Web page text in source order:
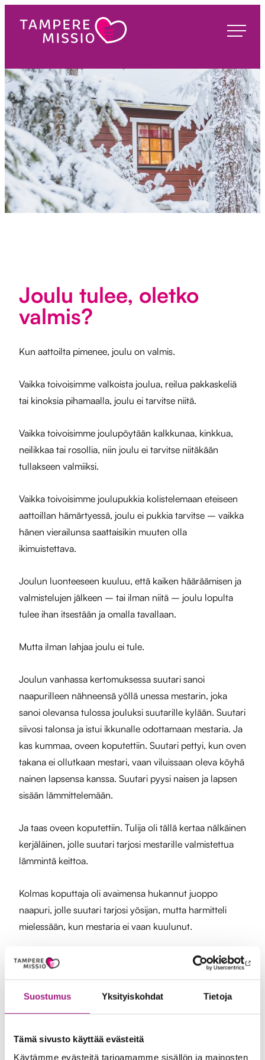
Suostumus Yksityiskohdat Tietoja
Tämä sivusto käyttää evästeitä
Käytämme evästeitä tarjoamamme sisällön ja mainosten
suoraan
sisältöön
TampereMissio
Joulu tulee, oletko
valmis?
Kun aattoilta pimenee, joulu on valmis.
Vaikka toivoisimme valkoista joulua, reilua pakkaskeliä
tai kinoksia pihamaalla, joulu ei tarvitse niitä.
Vaikka toivoisimme joulupöytään kalkkunaa, kinkkua,
neilikkaa tai rosollia, niin joulu ei tarvitse niitäkään
tullakseen valmiiksi.
Vaikka toivoisimme joulupukkia kolistelemaan eteiseen
aattoillan hämärtyessä, joulu ei pukkia tarvitse – vaikka
hänen vierailunsa saattaisikin muuten olla
ikimuistettava.
Joulun luonteeseen kuuluu, että kaiken hääräämisen ja
valmistelujen jälkeen – tai ilman niitä – joulu lopulta
tulee ihan itsestään ja omalla tavallaan.
Mutta ilman lahjaa joulu ei tule.
Joulun vanhassa kertomuksessa suutari sanoi
naapurilleen nähneensä yöllä unessa mestarin, joka
sanoi olevansa tulossa jouluksi suutarille kylään. Suutari
siivosi talonsa ja istui ikkunalle odottamaan mestaria. Ja
kas kummaa, oveen koputettiin. Suutari pettyi, kun oven
takana ei ollutkaan mestari, vaan viluissaan oleva köyhä
nainen lapsensa kanssa. Suutari pyysi naisen ja lapsen
sisään lämmittelemään.
Ja taas oveen koputettiin. Tulija oli tällä kertaa nälkäinen
kerjäläinen, jolle suutari tarjosi mestarille valmistettua
lämmintä keittoa.
Kolmas koputtaja oli avaimensa hukannut juoppo
naapuri, jolle suutari tarjosi yösijan, mutta harmitteli
mielessään, kun mestaria ei vaan kuulunut.
Aikansa odotettuaan suutari meni nukkumaan ja näki
hän ei tullutkaan, vaikka lupasi. Mestari sanoi: ”Olin
Kun aattoilta pimeni, myös suutarin joulu oli valmis. Ei